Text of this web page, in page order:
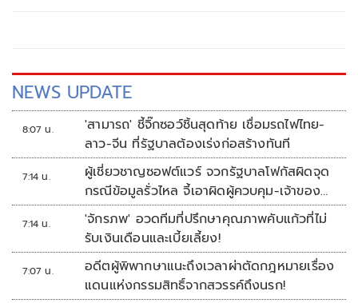
เพื่ออำนวยความสะดวก และสร้างประสบการณ์ใหม่ให้แฟน
บอลสามารถร่วมกิจกรรมผ่านช่องทางดิจิทัลได้ทุกที่ทุกเวลา
NEWS UPDATE
8:07 น.
'สามารถ' ชี้จิ๊กซอว์ชิ้นสุดท้าย เชื่อมรถไฟไทย-
ลาว-จีน ที่รัฐบาลต้องเร่งก่อสร้างทันที
7:14 น.
ผู้เชี่ยวชาญซอฟต์แวร์ จวกรัฐบาลโฟกัสผิดจุด
กรณีข้อมูลรั่วไหล จี้เอาผิดผู้ควบคุม-เจ้าของ
ระบบตามกฎหมาย PDPA
7:14 น.
'จักรภพ' อวดทีมที่ปรึกษาคุณภาพคับแก้วที่ไม่
รับเงินเดือนและเบี้ยเลี้ยง!
7:07 น.
อดีตผู้พิพากษาแนะถึงเวลาผ่าตัดกฎหมายเรื่อง
แดนแห่งกรรมสิทธิ์จากสวรรค์ถึงนรก!